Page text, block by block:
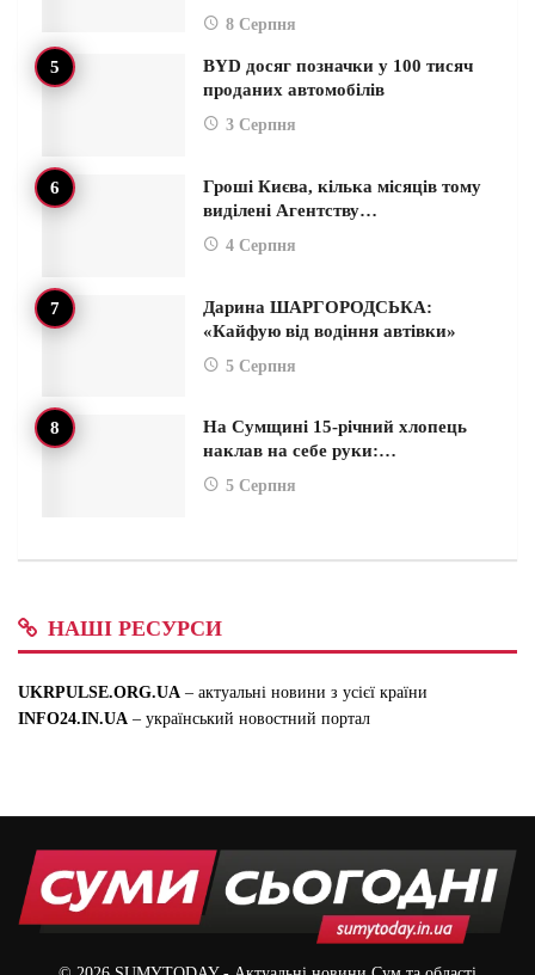
8 Серпня
BYD досяг позначки у 100 тисяч
проданих автомобілів
3 Серпня
Гроші Києва, кілька місяців тому
виділені Агентству…
4 Серпня
Дарина ШАРГОРОДСЬКА:
«Кайфую від водіння автівки»
5 Серпня
На Сумщині 15-річний хлопець
наклав на себе руки:…
5 Серпня
НАШІ РЕСУРСИ
UKRPULSE.ORG.UA – актуальні новини з усієї країни
INFO24.IN.UA – український новостний портал